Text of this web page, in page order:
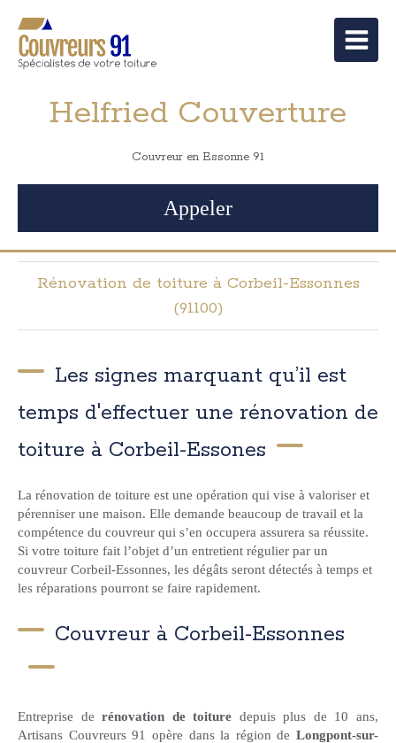
Helfried Couverture
Couvreur en Essonne 91
Appeler
Rénovation de toiture à Corbeil-Essonnes
(91100)
Les signes marquant qu’il est
temps d'effectuer une rénovation de
toiture à Corbeil-Essones
La rénovation de toiture est une opération qui vise à valoriser et
pérenniser une maison. Elle demande beaucoup de travail et la
compétence du couvreur qui s’en occupera assurera sa réussite.
Si votre toiture fait l’objet d’un entretient régulier par un
couvreur Corbeil-Essonnes, les dégâts seront détectés à temps et
les réparations pourront se faire rapidement.
Couvreur à Corbeil-Essonnes
Entreprise derénovation de toiture depuis plus de 10 ans,
Artisans Couvreurs 91 opère dans la région de Longpont-sur-